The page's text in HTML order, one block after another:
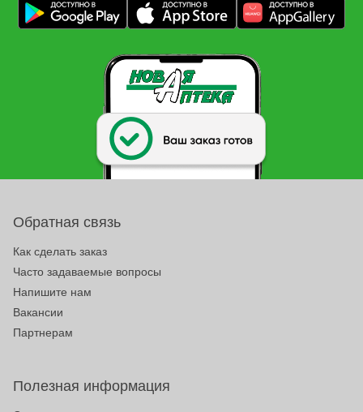
Обратная связь
Как сделать заказ
Часто задаваемые вопросы
Напишите нам
Вакансии
Партнерам
Полезная информация